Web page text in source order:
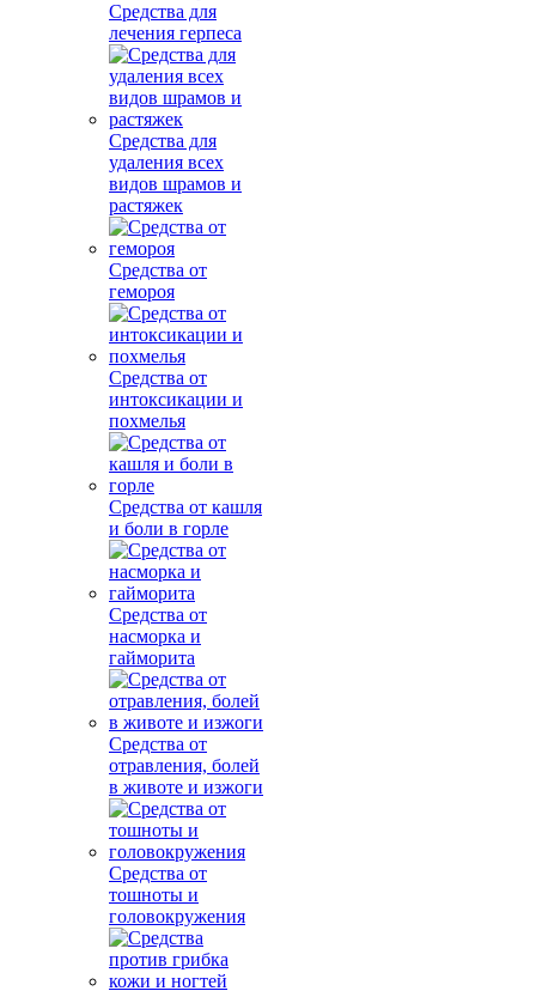
Средства для
лечения герпеса
Средства для
удаления всех
видов шрамов и
растяжек
Средства от
гемороя
Средства от
интоксикации и
похмелья
Средства от кашля
и боли в горле
Средства от
насморка и
гайморита
Средства от
отравления, болей
в животе и изжоги
Средства от
тошноты и
головокружения